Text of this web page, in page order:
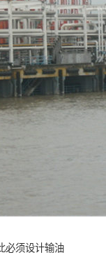
必须设计输油